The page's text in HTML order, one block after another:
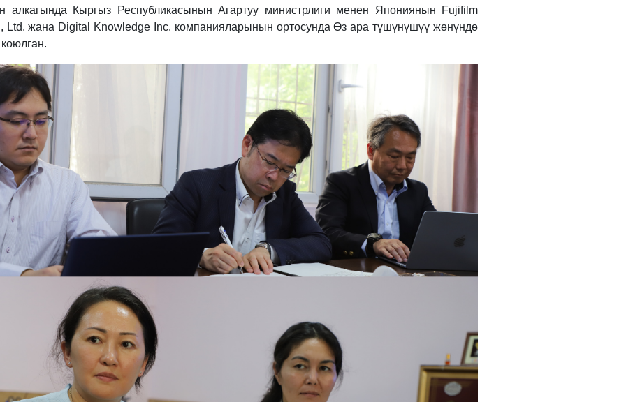
алкагында Кыргыз Республикасынын Агартуу министрлиги менен Япониянын Fujifilm
Ltd. жана Digital Knowledge Inc. компанияларынын ортосунда Өз ара түшүнүшүү жөнүндө